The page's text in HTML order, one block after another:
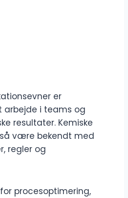
er
arbejde i teams og
resultater. Kemiske
være bekendt med
regler og
procesoptimering,